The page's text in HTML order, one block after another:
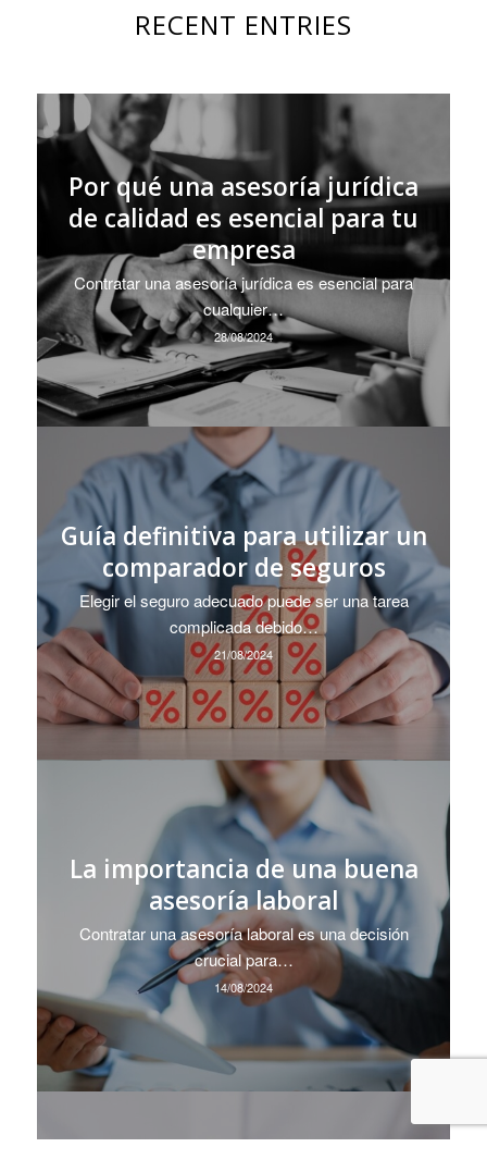
RECENT ENTRIES
Por qué una asesoría jurídica
de calidad es esencial para tu
empresa
Contratar una asesoría jurídica es esencial para
cualquier…
28/08/2024
Guía definitiva para utilizar un
comparador de seguros
Elegir el seguro adecuado puede ser una tarea
complicada debido…
21/08/2024
La importancia de una buena
asesoría laboral
Contratar una asesoría laboral es una decisión
crucial para…
14/08/2024